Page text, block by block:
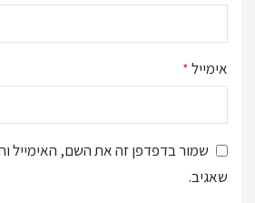
אימייל*
שמור בדפדפן זה את השם, האימייל
שאגיב.